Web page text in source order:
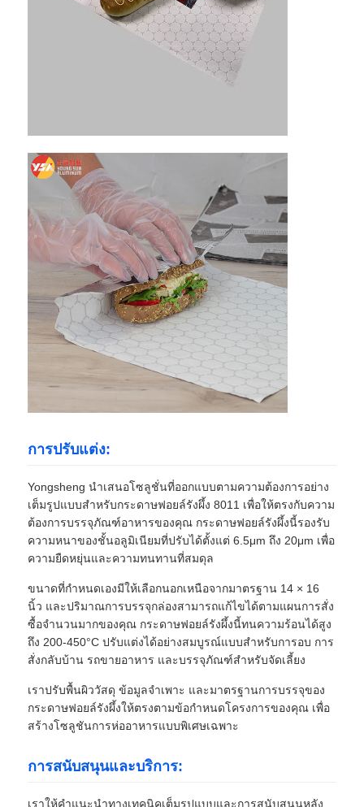
การปรับแต่ง:
Yongsheng นำเสนอโซลูชั่นที่ออกแบบตามความต้องการอย่าง
เต็มรูปแบบสำหรับกระดาษฟอยล์รังผึ้ง 8011 เพื่อให้ตรงกับความ
ต้องการบรรจุภัณฑ์อาหารของคุณ กระดาษฟอยล์รังผึ้งนี้รองรับ
ความหนาของชั้นอลูมิเนียมที่ปรับได้ตั้งแต่ 6.5μm ถึง 20μm เพื่อ
ความยืดหยุ่นและความทนทานที่สมดุล
ขนาดที่กำหนดเองมีให้เลือกนอกเหนือจากมาตรฐาน 14 × 16
นิ้ว และปริมาณการบรรจุกล่องสามารถแก้ไขได้ตามแผนการสั่ง
ซื้อจำนวนมากของคุณ กระดาษฟอยล์รังผึ้งนี้ทนความร้อนได้สูง
ถึง 200-450°C ปรับแต่งได้อย่างสมบูรณ์แบบสำหรับการอบ การ
สั่งกลับบ้าน รถขายอาหาร และบรรจุภัณฑ์สำหรับจัดเลี้ยง
เราปรับพื้นผิววัสดุ ข้อมูลจำเพาะ และมาตรฐานการบรรจุของ
กระดาษฟอยล์รังผึ้งให้ตรงตามข้อกำหนดโครงการของคุณ เพื่อ
สร้างโซลูชันการห่ออาหารแบบพิเศษเฉพาะ
การสนับสนุนและบริการ:
เราให้คำแนะนำทางเทคนิคเต็มรูปแบบและการสนับสนุนหลัง